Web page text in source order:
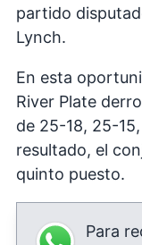
partido
Lynch.
En esta
River Plate
de 25-18, 25-
resultado, el
quinto puesto.
Para